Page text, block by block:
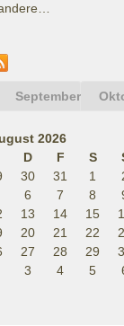
September
2026
D F S
30 31 1
6 7 8
13 14 15
20 21 22
27 28 29
3 4 5